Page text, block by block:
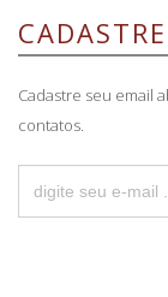
Cadastre seu email
contatos.